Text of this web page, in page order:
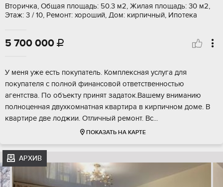
Вторичка, Общая площадь: 50.3 м2, Жилая площадь: 30 м2,
Этаж: 3 / 10, Ремонт: хороший, Дом: кирпичный, Ипотека
5 700 000 
У меня уже есть покупатель. Комплексная услуга для
покупателя с полной финансовой ответственностью
агентства. По объекту принят задаток.Вашему вниманию
полноценная двухкомнатная квартира в кирпичном доме. В
квартире две лоджии. Отличный ремонт. Вс...
ПОКАЗАТЬ НА КАРТЕ
АРХИВ